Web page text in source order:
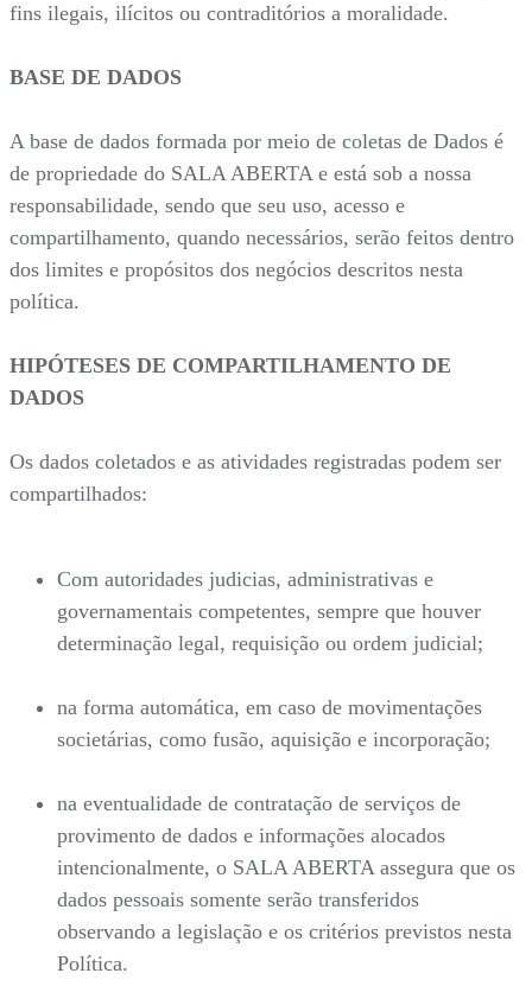
fins ilegais, ilícitos ou contraditórios a moralidade.
BASE DE DADOS
A base de dados formada por meio de coletas de Dados é
de propriedade do SALA ABERTA e está sob a nossa
responsabilidade, sendo que seu uso, acesso e
compartilhamento, quando necessários, serão feitos dentro
dos limites e propósitos dos negócios descritos nesta
política.
HIPÓTESES DE COMPARTILHAMENTO DE
DADOS
Os dados coletados e as atividades registradas podem ser
compartilhados:
Com autoridades judicias, administrativas e
governamentais competentes, sempre que houver
determinação legal, requisição ou ordem judicial;
na forma automática, em caso de movimentações
societárias, como fusão, aquisição e incorporação;
na eventualidade de contratação de serviços de
provimento de dados e informações alocados
intencionalmente, o SALA ABERTA assegura que os
dados pessoais somente serão transferidos
observando a legislação e os critérios previstos nesta
Política.